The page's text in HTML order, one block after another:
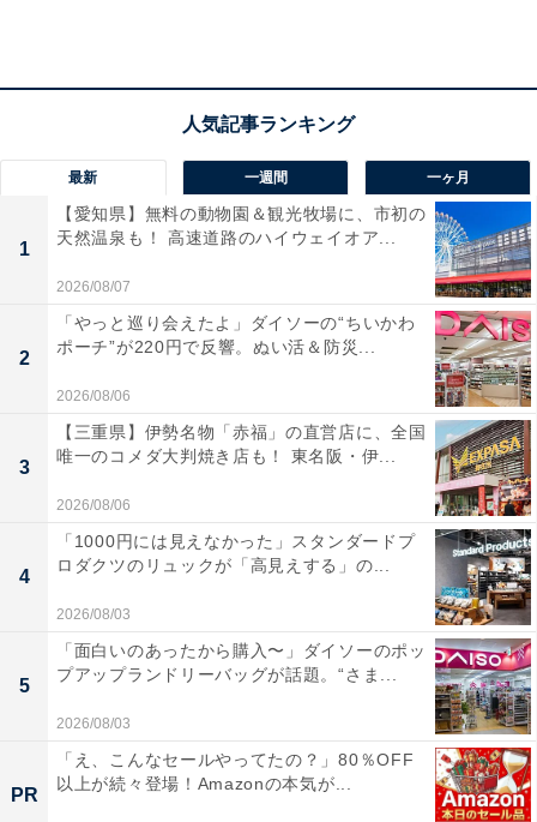
」でも紹介したのですが、「レディースD.S.L. プルパー
カの」の「D.S.L.」 は「DRY 」「STRETCH」
「LIGHT」の頭文字から来ています。速乾性、ストレッ
チ性、そして軽さが備わっているということです。
とても軽い着心地
実際に着てみて感じたのは、軽さでした。筆者は綿素材
のパーカーも使っていますが、それよりも軽いです。ま
るで、空気を含んでいるかのようなふんわりとした着心
最新 一週間 一ヶ月
1
【愛知県】無料の動物園＆観光牧場に、市初の
天然温泉も！ 高速道路のハイウェイオア...
2026/08/07
2
「やっと巡り会えたよ」ダイソーの“ちいかわ
ポーチ”が220円で反響。ぬい活＆防災...
2026/08/06
3
【三重県】伊勢名物「赤福」の直営店に、全国
唯一のコメダ大判焼き店も！ 東名阪・伊...
2026/08/06
4
「1000円には見えなかった」スタンダードプ
ロダクツのリュックが「高見えする」の...
2026/08/03
5
「面白いのあったから購入〜」ダイソーのポッ
プアップランドリーバッグが話題。“さま...
2026/08/03
PR
「え、こんなセールやってたの？」80％OFF
以上が続々登場！Amazonの本気が...